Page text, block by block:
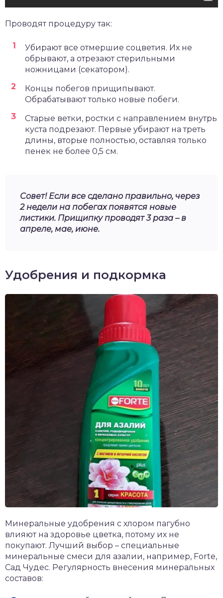
Проводят процедуру так:
Убирают все отмершие соцветия. Их не
обрывают, а отрезают стерильными
ножницами (секатором).
Концы побегов прищипывают.
Обрабатывают только новые побеги.
Старые ветки, ростки с направлением внутрь
куста подрезают. Первые убирают на треть
длины, вторые полностью, оставляя только
пенек не более 0,5 см.
Совет! Если все сделано правильно, через
2 недели на побегах появятся новые
листики. Прищипку проводят 3 раза – в
апреле, мае, июне.
Удобрения и подкормка
Минеральные удобрения с хлором пагубно
влияют на здоровье цветка, потому их не
покупают. Лучший выбор – специальные
минеральные смеси для азалии, например, Forte,
Сад Чудес. Регулярность внесения минеральных
составов: